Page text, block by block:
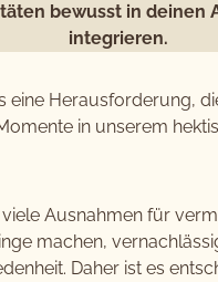
bewusst in deinen
integrieren.
eine Herausforderung,
in unserem
Ausnahmen für
machen,
Daher ist es